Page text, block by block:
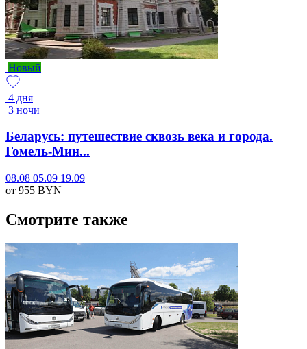
Новый
4 дня
3 ночи
Беларусь: путешествие сквозь века и города.
Гомель-Мин...
08.08 05.09 19.09
от 955 BYN
Смотрите также